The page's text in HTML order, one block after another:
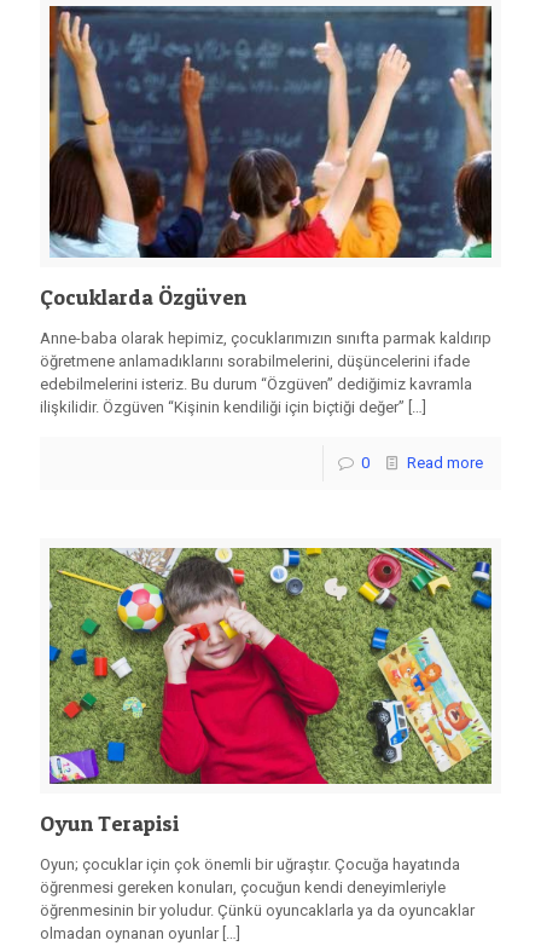
Çocuklarda Özgüven
Anne-baba olarak hepimiz, çocuklarımızın sınıfta parmak kaldırıp
öğretmene anlamadıklarını sorabilmelerini, düşüncelerini ifade
edebilmelerini isteriz. Bu durum “Özgüven” dediğimiz kavramla
ilişkilidir. Özgüven “Kişinin kendiliği için biçtiği değer” […]
0 Read more
Oyun Terapisi
Oyun; çocuklar için çok önemli bir uğraştır. Çocuğa hayatında
öğrenmesi gereken konuları, çocuğun kendi deneyimleriyle
öğrenmesinin bir yoludur. Çünkü oyuncaklarla ya da oyuncaklar
olmadan oynanan oyunlar[…]